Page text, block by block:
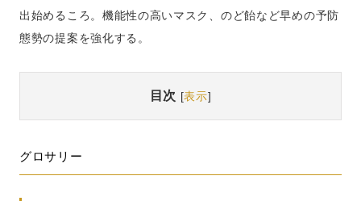
出始めるころ。機能性の高いマスク、のど飴など早めの予防
態勢の提案を強化する。
目次 [表示]
グロサリー